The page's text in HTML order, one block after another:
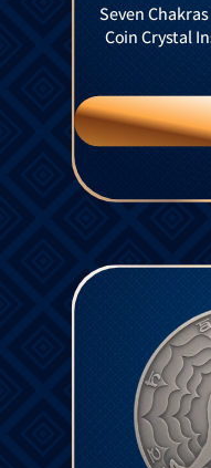
Seven
Coin Crystal